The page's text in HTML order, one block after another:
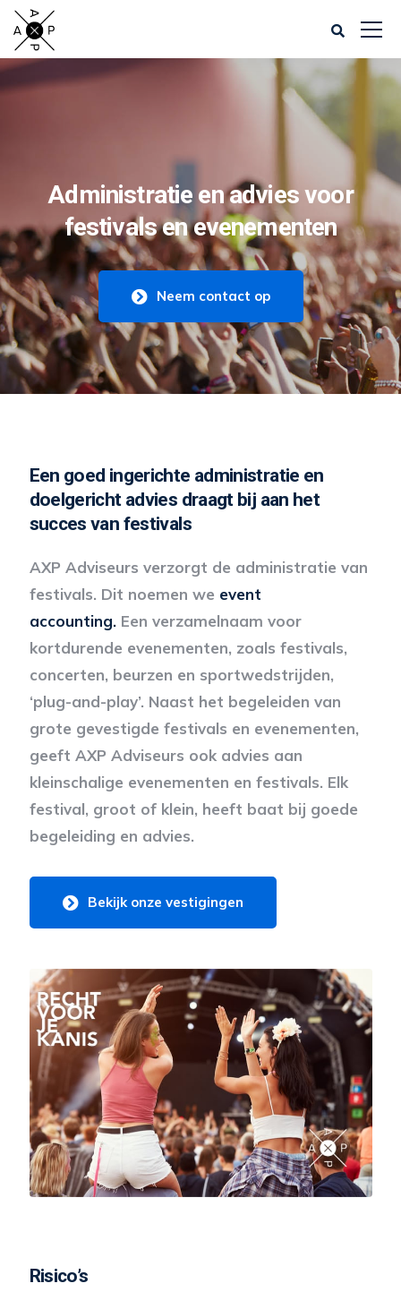
Administratie en advies voor
festivals en evenementen
Neem contact op
Een goed ingerichte administratie en
doelgericht advies draagt bij aan het
succes van festivals
AXP Adviseurs verzorgt de administratie van
festivals. Dit noemen we event
accounting. Een verzamelnaam voor
kortdurende evenementen, zoals festivals,
concerten, beurzen en sportwedstrijden,
‘plug-and-play’. Naast het begeleiden van
grote gevestigde festivals en evenementen,
geeft AXP Adviseurs ook advies aan
kleinschalige evenementen en festivals. Elk
festival, groot of klein, heeft baat bij goede
begeleiding en advies.
Bekijk onze vestigingen
Risico’s